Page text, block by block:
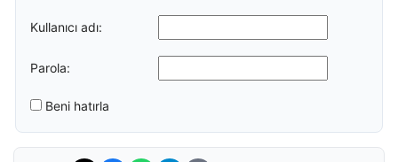
Kullanıcı adı:
Parola:
Beni hatırla